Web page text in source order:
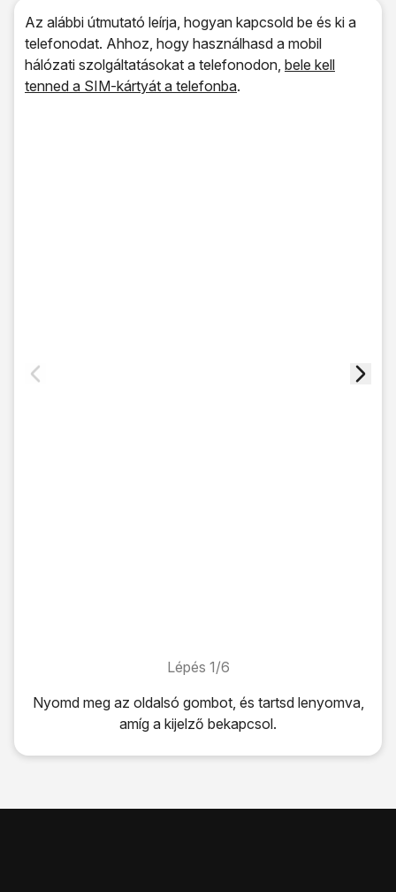
Az alábbi útmutató leírja, hogyan kapcsold be és ki a
telefonodat. Ahhoz, hogy használhasd a mobil
hálózati szolgáltatásokat a telefonodon, bele kell
tenned a SIM-kártyát a telefonba.
Lépés 1/6
Lépés 1/6
Nyomd meg az oldalsó gombot, és tartsd lenyomva,
amíg a kijelző bekapcsol.
Nyomd megaz oldalsó gombot, és tartsd lenyomva, amíg